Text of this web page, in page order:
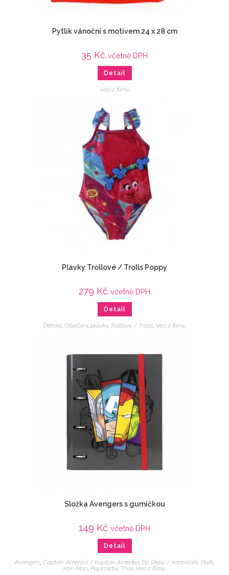
Pytlík vánoční s motivem 24 x 28 cm
35 Kč včetně DPH
Detail
Veci z filmu
Plavky Trollové / Trolls Poppy
279 Kč včetně DPH
Detail
Dětské, Oblečení, plavky, Trollové / Trolls, Veci z filmu
Složka Avengers s gumičkou
149 Kč včetně DPH
Detail
Avengers Captain America / Kapitán Amerika Do školy / kanceláře Hulk
Iron Man Papírnictví, Thor, Veci z filmu